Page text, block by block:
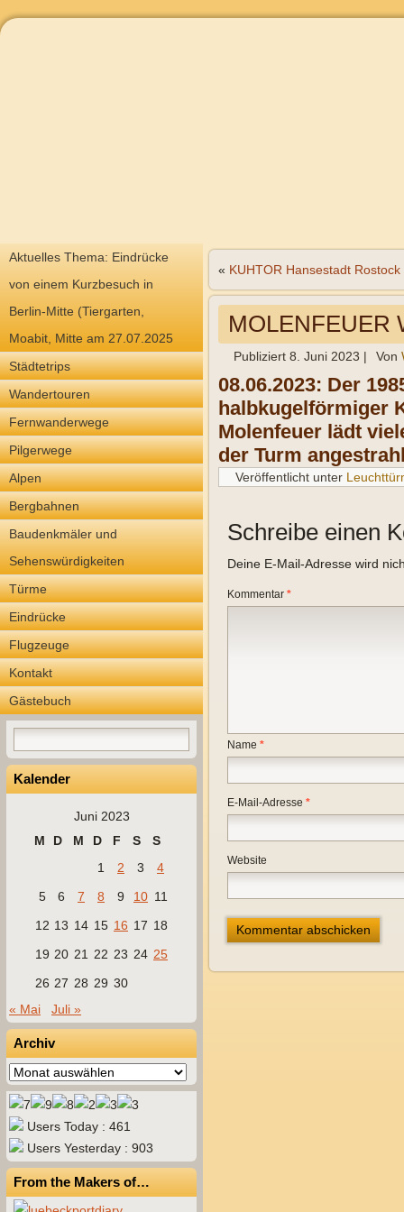
Aktuelles Thema: Eindrücke
von einem Kurzbesuch in
Berlin-Mitte (Tiergarten,
Moabit, Mitte am 27.07.2025
Städtetrips
Wandertouren
Fernwanderwege
Pilgerwege
Alpen
Bergbahnen
Baudenkmäler und
Sehenswürdigkeiten
Türme
Eindrücke
Flugzeuge
Kontakt
Gästebuch
Kalender
Juni 2023
M
D M D F S
S
1
2 3
4
5
6 7 8 9 10 11
12 13 14 15 16 17 18
19 20 21 22 23 24 25
26 27 28 29 30
« Mai
Juli »
Archiv
Archiv
Users Today : 461
Users Yesterday : 903
From the Makers of…
« KUHTOR Hansestadt Rostock
MOLENFEUER
Publiziert 8. Juni 2023 | Von
08.06.2023: Der
halbkugelförmiger
Molenfeuer lädt
der Turm
Veröffentlicht unter
Schreibe einen
Deine E-Mail-Adresse wird
Kommentar *
Name *
E-Mail-Adresse *
Website